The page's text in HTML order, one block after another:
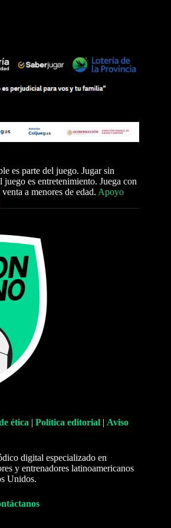
es parte del juego. Jugar sin
es entretenimiento. Juega con
a menores de edad. Apoyo
ética | Política editorial | Aviso
digital especializado en
y entrenadores latinoamericanos
Unidos.